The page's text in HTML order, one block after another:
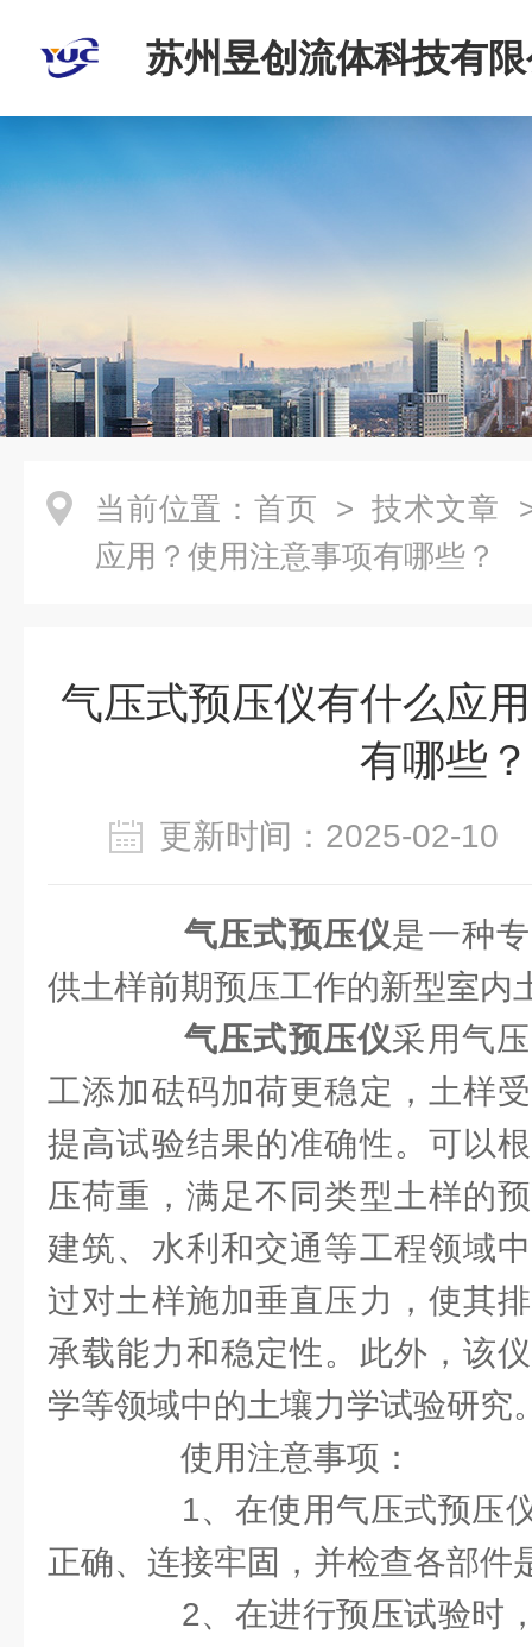
苏州昱创流体科技有
当前位置： 首页 > 技术文章
应用？使用注意事项有哪些？
气压式预压仪有什么应
有哪些？
更新时间：2025-02-
气压式预压仪是一种
供土样前期预压工作的新型室内
气压式预压仪采用气
工添加砝码加荷更稳定，土样
提高试验结果的准确性。可以
压荷重，满足不同类型土样的
建筑、水利和交通等工程领域
过对土样施加垂直压力，使其
承载能力和稳定性。此外，该
学等领域中的土壤力学试验研究
使用注意事项：
1、在使用气压式预压仪
正确、连接牢固，并检查各部件
2、在进行预压试验时，